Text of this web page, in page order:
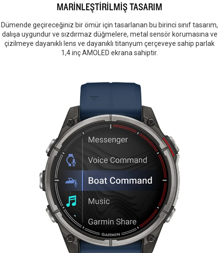
MARİNLEŞTİRİLMİŞ TASARIM
Dümende geçireceğiniz bir ömür için tasarlanan bu birinci sınıf tasarım,
dalışa uygundur ve sızdırmaz düğmelere, metal sensör korumasına ve
çizilmeye dayanıklı lens ve dayanıklı titanyum çerçeveye sahip parlak
1,4 inç AMOLED ekrana sahiptir.